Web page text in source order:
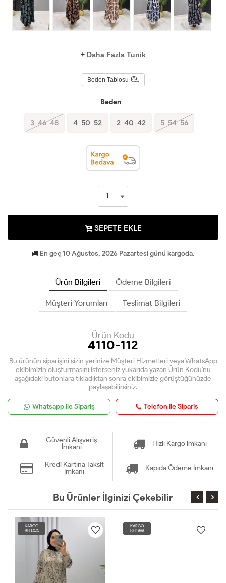
+ Daha Fazla Tunik
Beden Tablosu
Beden
3-46-48 4-50-52 2-40-42 5-54-56
SEPETE EKLE
En geç 10 Ağustos, 2026 Pazartesi günü kargoda.
Ürün Bilgileri Ödeme Bilgileri
Müşteri Yorumları Teslimat Bilgileri
Ürün Kodu
4110-112
Bu ürünün siparişini sizin yerinize Müşteri Hizmetleri veya WhatsApp
ekibimizin oluşturmasını isterseniz yukarıda yazan Ürün Kodu'nu
aşağıdaki butonlara tıkladıktan sonra ekibimizle görüştüğünüzde
paylaşabilirsiniz.
Whatsapp ile Sipariş Telefon ile Sipariş
Güvenli Alışveriş
İmkanı
Hızlı Kargo İmkanı
Kredi Kartına Taksit
İmkanı
Kapıda Ödeme İmkanı
Bu Ürünler İlginizi Çekebilir
KARGO
BEDAVA
KARGO
BEDAVA